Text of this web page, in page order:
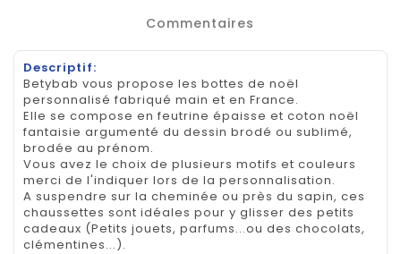
Commentaires
Descriptif:
Betybab vous propose les bottes de noël
personnalisé fabriqué main et en France.
Elle se compose en feutrine épaisse et coton noël
fantaisie argumenté du dessin brodé ou sublimé,
brodée au prénom.
Vous avez le choix de plusieurs motifs et couleurs
merci de l'indiquer lors de la personnalisation.
A suspendre sur la cheminée ou près du sapin, ces
chaussettes sont idéales pour y glisser des petits
cadeaux (Petits jouets, parfums...ou des chocolats,
clémentines...).